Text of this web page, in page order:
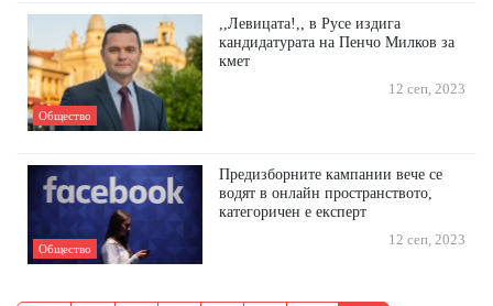
Общество
,,Левицата!,, в Русе издига
кандидатурата на Пенчо Милков за
кмет
12 сеп, 2023
Общество
Предизборните кампании вече се
водят в онлайн пространството,
категоричен е експерт
12 сеп, 2023